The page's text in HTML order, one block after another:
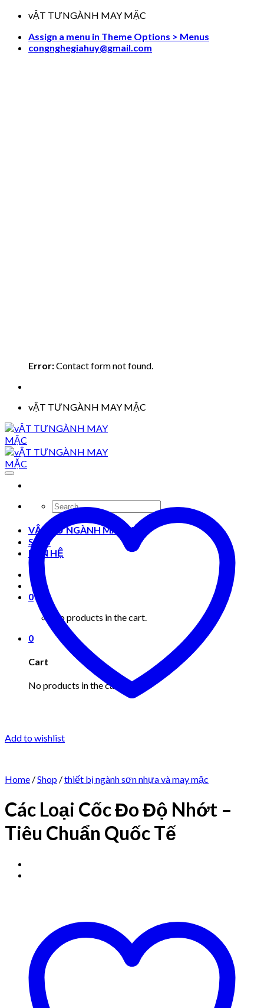
Skip
content
vẬT TƯNGÀNH MAY MẶC
Assign a menu in Theme Options > Menus
congnghegiahuy@gmail.com
Error:Contact form not found.
vẬT TƯNGÀNH MAY MẶC
Search
for:
VẬT TƯ NGÀNH MAY MẶC
Shop
LIÊN HỆ
0
No products in the cart.
0
Cart
No products in the cart.
Add to wishlist
Home /Shop /thiết bị ngành sơn nhựa và may mặc
Các Loại Cốc Đo Độ Nhớt –
Tiêu Chuẩn Quốc Tế